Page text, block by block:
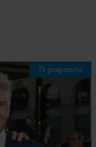
TV-programma